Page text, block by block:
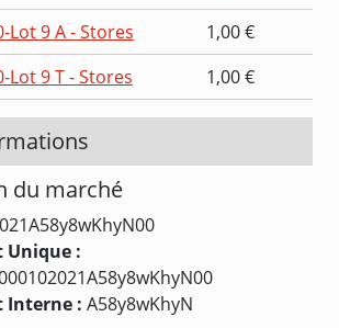
Lot 9 A - Stores
1,00 €
Lot 9 T - Stores
1,00 €
du marché
:
: A58y8wKhyN